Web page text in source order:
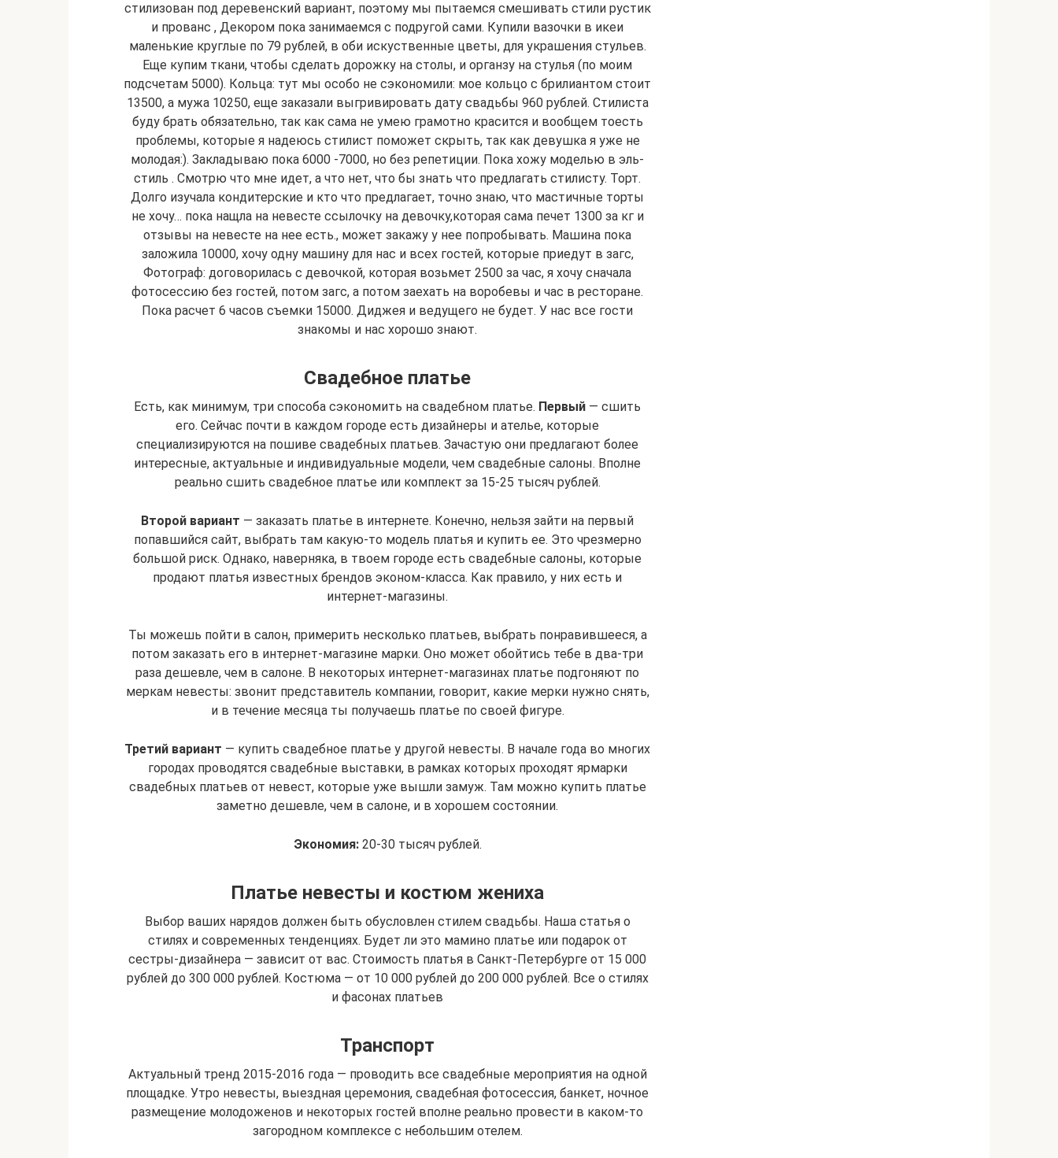
стилизован под деревенский вариант, поэтому мы пытаемся смешивать стили рустик
и прованс , Декором пока занимаемся с подругой сами. Купили вазочки в икеи
маленькие круглые по 79 рублей, в оби искуственные цветы, для украшения стульев.
Еще купим ткани, чтобы сделать дорожку на столы, и органзу на стулья (по моим
подсчетам 5000). Кольца: тут мы особо не сэкономили: мое кольцо с брилиантом стоит
13500, а мужа 10250, еще заказали выгривировать дату свадьбы 960 рублей. Стилиста
буду брать обязательно, так как сама не умею грамотно красится и вообщем тоесть
проблемы, которые я надеюсь стилист поможет скрыть, так как девушка я уже не
молодая:). Закладываю пока 6000 -7000, но без репетиции. Пока хожу моделью в эль-
стиль . Смотрю что мне идет, а что нет, что бы знать что предлагать стилисту. Торт.
Долго изучала кондитерские и кто что предлагает, точно знаю, что мастичные торты
не хочу… пока нащла на невесте ссылочку на девочку,которая сама печет 1300 за кг и
отзывы на невесте на нее есть., может закажу у нее попробывать. Машина пока
заложила 10000, хочу одну машину для нас и всех гостей, которые приедут в загс,
Фотограф: договорилась с девочкой, которая возьмет 2500 за час, я хочу сначала
фотосессию без гостей, потом загс, а потом заехать на воробевы и час в ресторане.
Пока расчет 6 часов съемки 15000. Диджея и ведущего не будет. У нас все гости
знакомы и нас хорошо знают.
Свадебное платье
Есть, как минимум, три способа сэкономить на свадебном платье. Первый — сшить
его. Сейчас почти в каждом городе есть дизайнеры и ателье, которые
специализируются на пошиве свадебных платьев. Зачастую они предлагают более
интересные, актуальные и индивидуальные модели, чем свадебные салоны. Вполне
реально сшить свадебное платье или комплект за 15-25 тысяч рублей.
Второй вариант — заказать платье в интернете. Конечно, нельзя зайти на первый
попавшийся сайт, выбрать там какую-то модель платья и купить ее. Это чрезмерно
большой риск. Однако, наверняка, в твоем городе есть свадебные салоны, которые
продают платья известных брендов эконом-класса. Как правило, у них есть и
интернет-магазины.
Ты можешь пойти в салон, примерить несколько платьев, выбрать понравившееся, а
потом заказать его в интернет-магазине марки. Оно может обойтись тебе в два-три
раза дешевле, чем в салоне. В некоторых интернет-магазинах платье подгоняют по
меркам невесты: звонит представитель компании, говорит, какие мерки нужно снять,
и в течение месяца ты получаешь платье по своей фигуре.
Третий вариант — купить свадебное платье у другой невесты. В начале года во многих
городах проводятся свадебные выставки, в рамках которых проходят ярмарки
свадебных платьев от невест, которые уже вышли замуж. Там можно купить платье
заметно дешевле, чем в салоне, и в хорошем состоянии.
Экономия:20-30 тысяч рублей.
Платье невесты и костюм жениха
Выбор ваших нарядов должен быть обусловлен стилем свадьбы. Наша статья о
стилях и современных тенденциях. Будет ли это мамино платье или подарок от
сестры-дизайнера — зависит от вас. Стоимость платья в Санкт-Петербурге от 15 000
рублей до 300 000 рублей. Костюма — от 10 000 рублей до 200 000 рублей. Все о стилях
и фасонах платьев
Транспорт
Актуальный тренд 2015-2016 года — проводить все свадебные мероприятия на одной
площадке. Утро невесты, выездная церемония, свадебная фотосессия, банкет, ночное
размещение молодоженов и некоторых гостей вполне реально провести в каком-то
загородном комплексе с небольшим отелем.